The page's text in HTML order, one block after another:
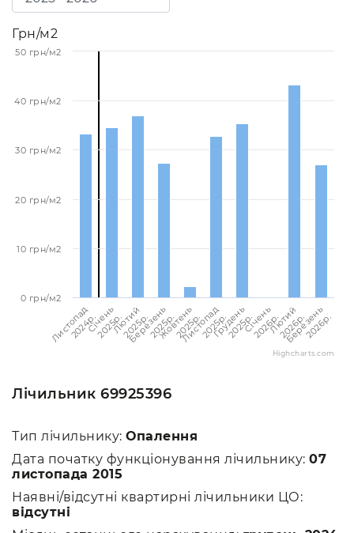
Грн/м2
Листопад
2024p.Січень
2025p.Лютий
2025p.
Березень
2025p.
Жовтень
2025p.
Листопад
2025p.
Грудень
2025p.Січень
2026p.Лютий
2026p.
Березень
2026p.
0 грн/м2
10 грн/м2
20 грн/м2
30 грн/м2
40 грн/м2
50 грн/м2
Highcharts.com
Лічильник 69925396
Тип лічильнику: Опалення
Дата початку функціонування лічильнику: 07
листопада 2015
Наявні/відсутні квартирні лічильники ЦО:
відсутні